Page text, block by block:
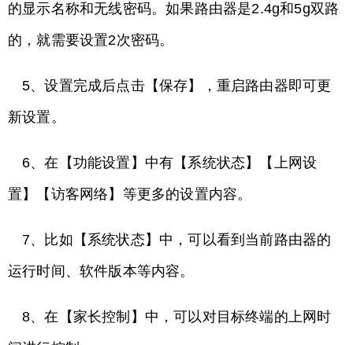
的显示名称和无线密码。如果路由器是2.4g和5g双路
的，就需要设置2次密码。
5、设置完成后点击【保存】，重启路由器即可更
新设置。
6、在【功能设置】中有【系统状态】【上网设
置】【访客网络】等更多的设置内容。
7、比如【系统状态】中，可以看到当前路由器的
运行时间、软件版本等内容。
8、在【家长控制】中，可以对目标终端的上网时